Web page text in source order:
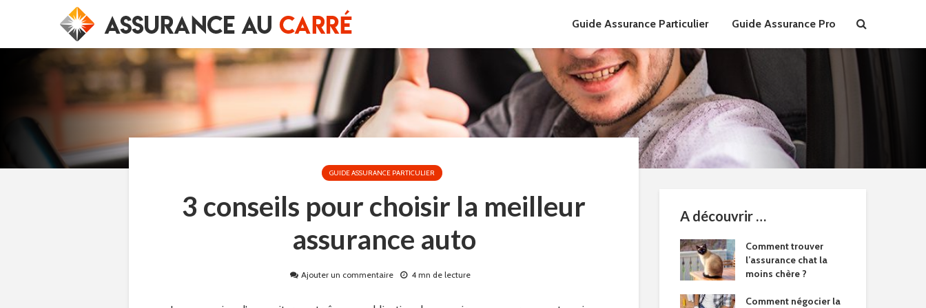
Guide Assurance Particulier Guide Assurance Pro
GUIDE ASSURANCE PARTICULIER
3 conseils pour choisir la meilleur
assurance auto
Ajouter un commentaire 4 mn de lecture
A découvrir …
Comment trouver
l’assurance chat la
moins chère ?
Comment négocier la